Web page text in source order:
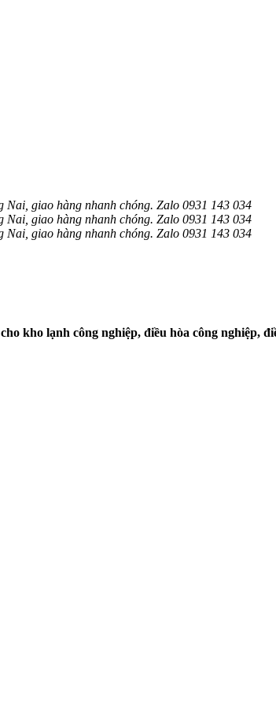
giao hàng nhanh chóng. Zalo 0931 143 034
giao hàng nhanh chóng. Zalo 0931 143 034
giao hàng nhanh chóng. Zalo 0931 143 034
kho lạnh công nghiệp, điều hòa công nghiệp,